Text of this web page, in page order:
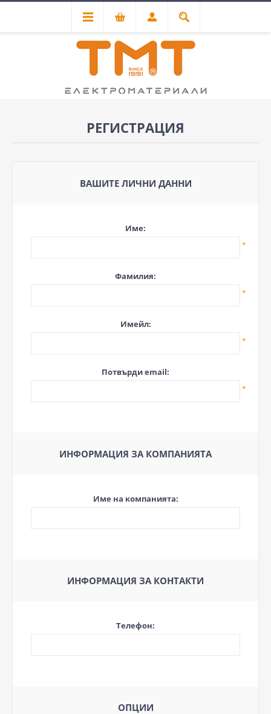
РЕГИСТРАЦИЯ
ВАШИТЕ ЛИЧНИ ДАННИ
Име:
*
Фамилия:
*
Имейл:
*
Потвърди email:
*
ИНФОРМАЦИЯ ЗА КОМПАНИЯТА
Име на компанията:
ИНФОРМАЦИЯ ЗА КОНТАКТИ
Телефон:
ОПЦИИ